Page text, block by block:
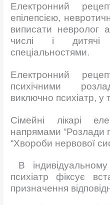
Електронний
епілепсією,
виписати невролог
числі і
спеціальностями.
Електронний
психічними
виключно психіатр, у
Сімейні лікарі
напрямами “Розлади
“Хвороби нервової
В
психіатр фіксує
призначення